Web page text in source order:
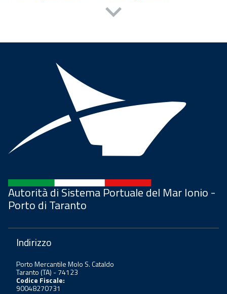
Autorità di Sistema Portuale del Mar Ionio -
Porto di Taranto
Indirizzo
Porto Mercantile Molo S. Cataldo
Taranto (TA) - 74123
Codice Fiscale:
90048270731